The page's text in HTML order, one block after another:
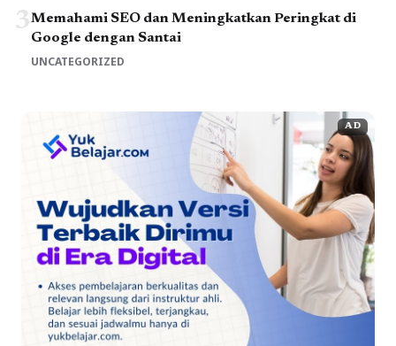
3Memahami SEO dan Meningkatkan Peringkat di
Google dengan Santai
UNCATEGORIZED
AD